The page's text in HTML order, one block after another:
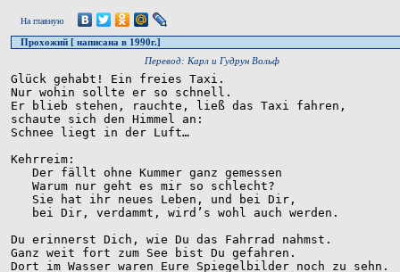
На главную
Прохожий [ написана в 1990г.]
Перевод: Карл и Гудрун Вольф
Glück gehabt! Ein freies Taxi.
Nur wohin sollte er so schnell.
Er blieb stehen, rauchte, ließ das Taxi fahren,
schaute sich den Himmel an:
Schnee liegt in der Luft…
Kehrreim:
   Der fällt ohne Kummer ganz gemessen
   Warum nur geht es mir so schlecht?
   Sie hat ihr neues Leben, und bei Dir,
   bei Dir, verdammt, wird’s wohl auch werden.
Du erinnerst Dich, wie Du das Fahrrad nahmst.
Ganz weit fort zum See bist Du gefahren.
Dort im Wasser waren Eure Spiegelbilder noch zu sehn.